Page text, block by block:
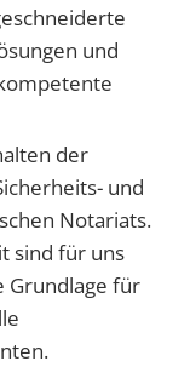
und
der
und
Notariats.
sind für uns
Grundlage für